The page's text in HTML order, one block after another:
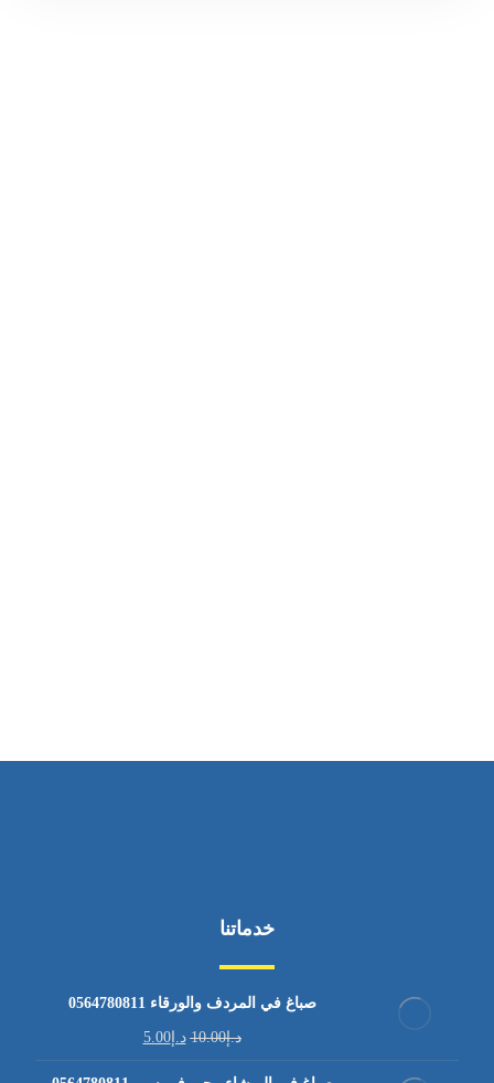
خدماتنا
صباغ في المردف والورقاء 0564780811
د.إ10.00 د.إ5.00